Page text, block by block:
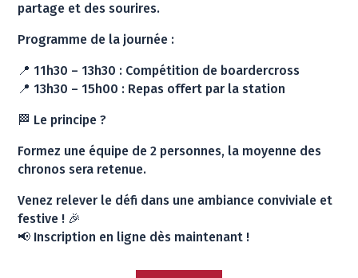
partage et des sourires.
Programme de la journée :
📍 11h30 – 13h30 : Compétition de boardercross
📍 13h30 – 15h00 : Repas offert par la station
🏁 Le principe ?
Formez une équipe de 2 personnes, la moyenne des
chronos sera retenue.
Venez relever le défi dans une ambiance conviviale et
festive ! 🎉
📢 Inscription en ligne dès maintenant !